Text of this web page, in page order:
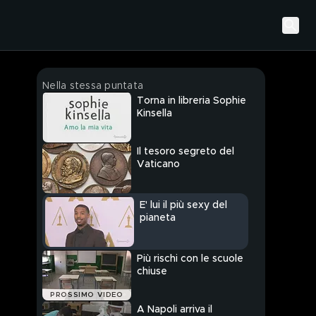
Nella stessa puntata
Torna in libreria Sophie
Kinsella
Il tesoro segreto del
Vaticano
E' lui il più sexy del
pianeta
PROSSIMO VIDEO
Più rischi con le scuole
chiuse
A Napoli arriva il